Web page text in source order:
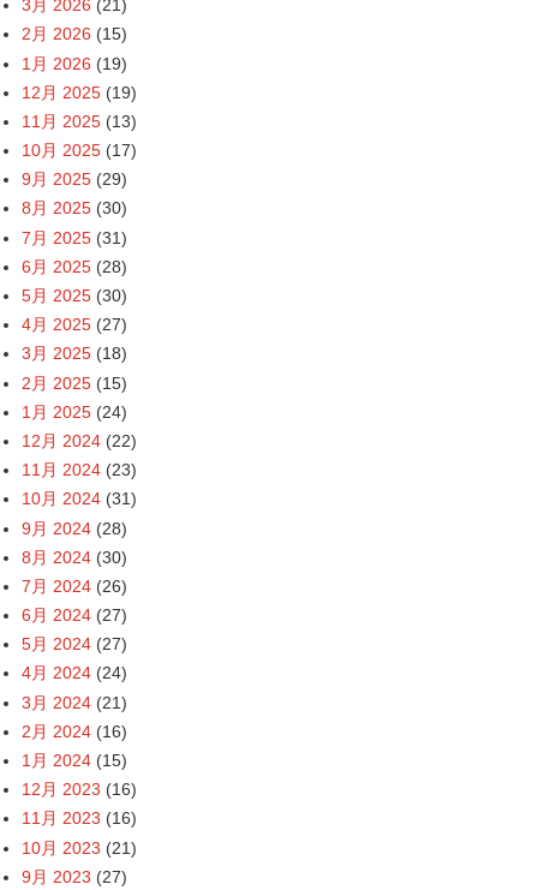
3月 2026 (21)
2月 2026 (15)
1月 2026 (19)
12月 2025 (19)
11月 2025 (13)
10月 2025 (17)
9月 2025 (29)
8月 2025 (30)
7月 2025 (31)
6月 2025 (28)
5月 2025 (30)
4月 2025 (27)
3月 2025 (18)
2月 2025 (15)
1月 2025 (24)
12月 2024 (22)
11月 2024 (23)
10月 2024 (31)
9月 2024 (28)
8月 2024 (30)
7月 2024 (26)
6月 2024 (27)
5月 2024 (27)
4月 2024 (24)
3月 2024 (21)
2月 2024 (16)
1月 2024 (15)
12月 2023 (16)
11月 2023 (16)
10月 2023 (21)
9月 2023 (27)